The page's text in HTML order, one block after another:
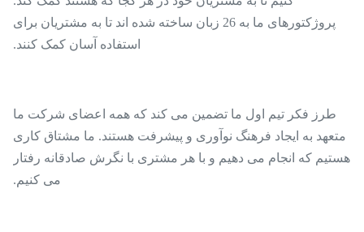
پروژکتورهای ما به 26 زبان ساخته شده اند تا به مشتریان برای
استفاده آسان کمک کنند.
طرز فکر تیم اول ما تضمین می کند که همه اعضای شرکت ما
متعهد به ایجاد فرهنگ نوآوری و پیشرفت هستند. ما مشتاق کاری
هستیم که انجام می دهیم و با هر مشتری با نگرش صادقانه رفتار
می کنیم.